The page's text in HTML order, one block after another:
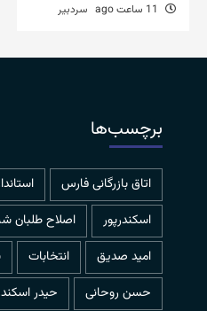
سردبیر
برچسب‌ها
اتاق بازرگانی فارس
اسکندرپور
اصلاح طلبان
امید صدیق
انتخابات
حسن روحانی
حيدر